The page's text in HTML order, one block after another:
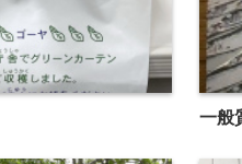
一般